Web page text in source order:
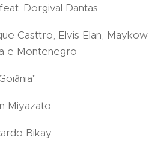
Dorgival Dantas
Casttro, Elvis Elan, Maykow
e Montenegro
Miyazato
Bikay